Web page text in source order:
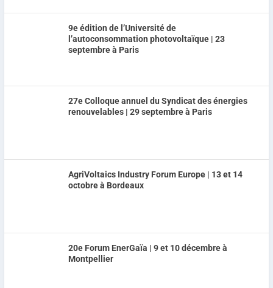
9e édition de l’Université de
l’autoconsommation photovoltaïque | 23
septembre à Paris
27e Colloque annuel du Syndicat des énergies
renouvelables | 29 septembre à Paris
AgriVoltaics Industry Forum Europe | 13 et 14
octobre à Bordeaux
20e Forum EnerGaïa | 9 et 10 décembre à
Montpellier